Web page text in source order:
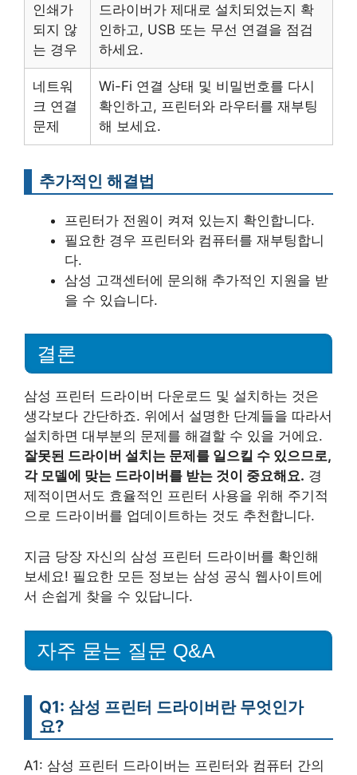
인쇄가
되지 않
는 경우
드라이버가 제대로 설치되었는지 확
인하고, USB 또는 무선 연결을 점검
하세요.
네트워
크 연결
문제
Wi-Fi 연결 상태 및 비밀번호를 다시
확인하고, 프린터와 라우터를 재부팅
해 보세요.
추가적인 해결법
프린터가 전원이 켜져 있는지 확인합니다.
필요한 경우 프린터와 컴퓨터를 재부팅합니
다.
삼성 고객센터에 문의해 추가적인 지원을 받
을 수 있습니다.
결론
삼성 프린터 드라이버 다운로드 및 설치하는 것은
생각보다 간단하죠. 위에서 설명한 단계들을 따라서
설치하면 대부분의 문제를 해결할 수 있을 거에요.
잘못된 드라이버 설치는 문제를 일으킬 수 있으므로,
각 모델에 맞는 드라이버를 받는 것이 중요해요. 경
제적이면서도 효율적인 프린터 사용을 위해 주기적
으로 드라이버를 업데이트하는 것도 추천합니다.
지금 당장 자신의 삼성 프린터 드라이버를 확인해
보세요! 필요한 모든 정보는 삼성 공식 웹사이트에
서 손쉽게 찾을 수 있답니다.
자주 묻는 질문 Q&A
Q1: 삼성 프린터 드라이버란 무엇인가
요?
A1: 삼성 프린터 드라이버는 프린터와 컴퓨터 간의